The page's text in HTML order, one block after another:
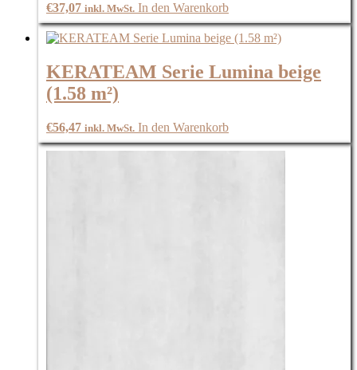
€37,07 inkl. MwSt. In den Warenkorb
KERATEAM Serie Lumina beige
(1.58 m²)
€56,47 inkl. MwSt. In den Warenkorb